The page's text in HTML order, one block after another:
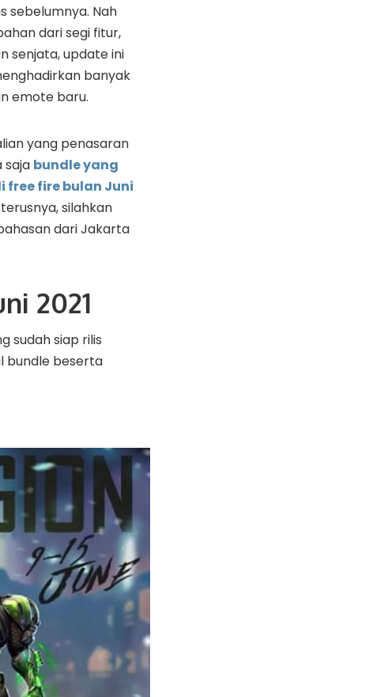
sebelumnya. Nah
dari segi fitur,
senjata, update ini
banyak
emote baru.
yang penasaran
saja bundle yang
free fire bulan Juni
silahkan
dari Jakarta
2021
sudah siap rilis
bundle beserta